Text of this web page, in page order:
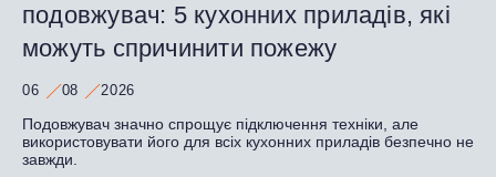
подовжувач: 5 кухонних приладів, які
можуть спричинити пожежу
06 08 2026
Подовжувач значно спрощує підключення техніки, але
використовувати його для всіх кухонних приладів безпечно не
завжди.